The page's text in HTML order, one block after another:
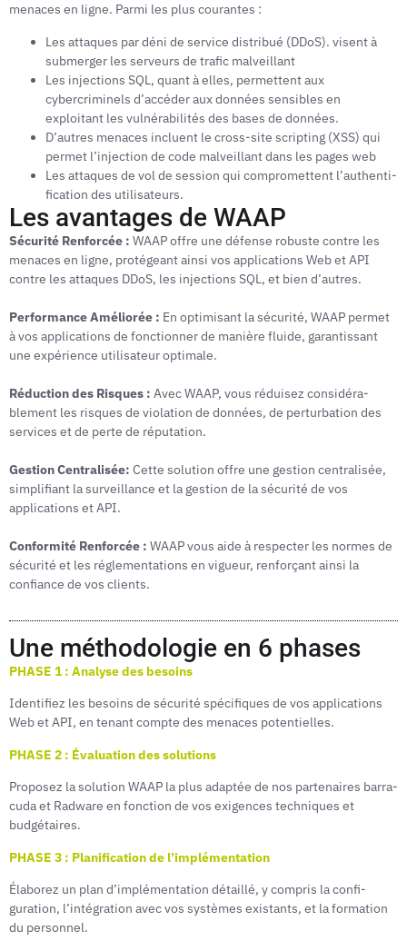
menaces en ligne. Parmi les plus courantes :
Les attaques par déni de service distribué (DDoS). visent à
submerger les serveurs de trafic malveillant
Les injections SQL, quant à elles, permettent aux
cybercriminels d’accéder aux données sensibles en
exploitant les vulnérabilités des bases de données.
D’autres menaces incluent le cross-site scripting (XSS) qui
permet l’injection de code malveillant dans les pages web
Les attaques de vol de session qui compromettent l’authenti­
fication des utilisateurs.
Les avantages de WAAP
Sécurité Renforcée : WAAP offre une défense robuste contre les
menaces en ligne, protégeant ainsi vos applications Web et API
contre les attaques DDoS, les injections SQL, et bien d’autres.
Performance Améliorée : En optimisant la sécurité, WAAP permet
à vos applications de fonctionner de manière fluide, garantissant
une expérience utilisateur optimale.
Réduction des Risques : Avec WAAP, vous réduisez considéra­
blement les risques de violation de données, de perturbation des
services et de perte de réputation.
Gestion Centralisée: Cette solution offre une gestion centrali­sée,
simplifiant la surveillance et la gestion de la sécurité de vos
applications et API.
Conformité Renforcée : WAAP vous aide à respecter les normes de
sécurité et les réglementations en vigueur, renfor­çant ainsi la
confiance de vos clients.
Une méthodologie en 6 phases
PHASE 1 : Analyse des besoins
Identifiez les besoins de sécurité spécifiques de vos applications
Web et API, en tenant compte des menaces potentielles.
PHASE 2 : Évaluation des solutions
Proposez la solution WAAP la plus adaptée de nos partenaires barra­
cuda et Radware en fonction de vos exigences techniques et
budgétaires.
PHASE 3 : Planification de l’implémentation
Élaborez un plan d’implémentation détaillé, y compris la confi­
guration, l’intégration avec vos systèmes existants, et la formation
du personnel.